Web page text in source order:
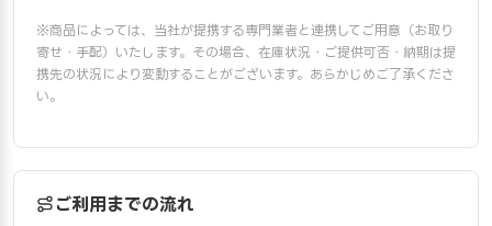
※商品によっては、当社が提携する専門業者と連携してご用意（お取り
寄せ・手配）いたします。その場合、在庫状況・ご提供可否・納期は提
携先の状況により変動することがございます。あらかじめご了承くださ
い。
ご利用までの流れ